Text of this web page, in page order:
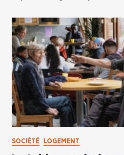
SOCIÉTÉ LOGEMENT